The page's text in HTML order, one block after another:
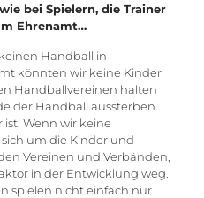
bei Spielern, die Trainer
Ehrenamt…
Handball in
könnten wir keine Kinder
Handballvereinen halten
der Handball aussterben.
ist: Wenn wir keine
um die Kinder und
Vereinen und Verbänden,
in der Entwicklung weg.
spielen nicht einfach nur